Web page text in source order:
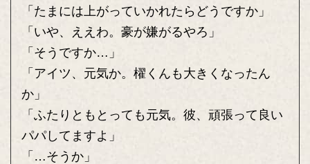
「たまには上がっていかれたらどうですか」
「いや、ええわ。豪が嫌がるやろ」
「そうですか…」
「アイツ、元気か。櫂くんも大きくなったん
か」
「ふたりともとっても元気。彼、頑張って良い
パパしてますよ」
「…そうか」